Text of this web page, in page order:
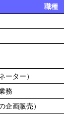
職種
ター）
務
画販売）